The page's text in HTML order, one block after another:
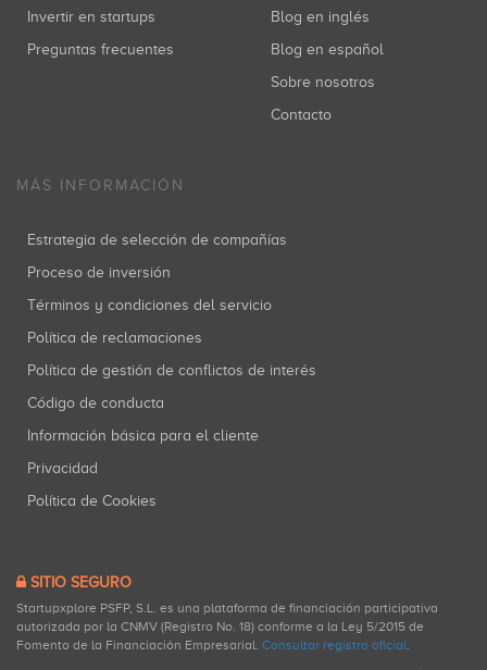
Invertir en startups
Preguntas frecuentes
Blog en inglés
Blog en español
Sobre nosotros
Contacto
MÁS INFORMACIÓN
Estrategia de selección de compañías
Proceso de inversión
Términos y condiciones del servicio
Política de reclamaciones
Política de gestión de conflictos de interés
Código de conducta
Información básica para el cliente
Privacidad
Política de Cookies
SITIO SEGURO
Startupxplore PSFP, S.L. es una plataforma de financiación participativa
autorizada por la CNMV (Registro No. 18) conforme a la Ley 5/2015 de
Fomento de la Financiación Empresarial. Consultar registro oficial.